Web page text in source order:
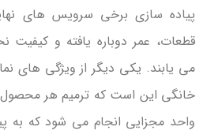
پیاده سازی برخی سرویس های
قطعات، عمر دوباره یافته و کیفیت
می یابند. یکی دیگر از ویژگی های
خانگی این است که ترمیم هر محصول
واحد مجزایی انجام می شود که به